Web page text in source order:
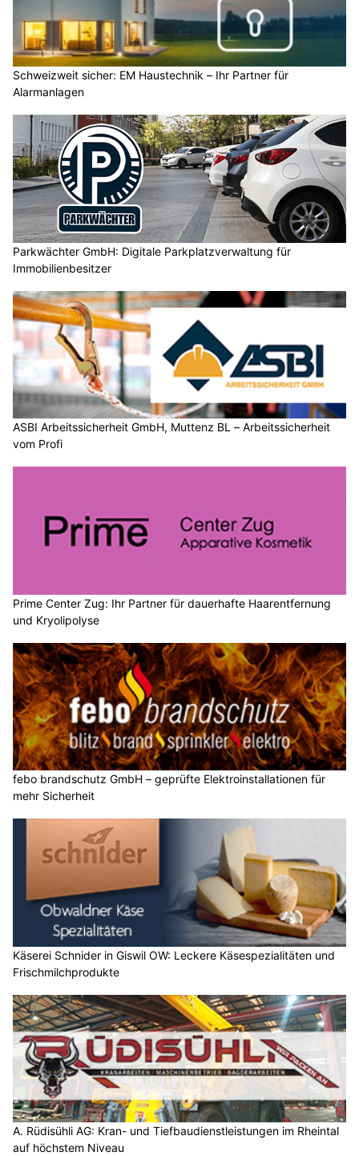
Schweizweit sicher: EM Haustechnik – Ihr Partner für
Alarmanlagen
Parkwächter GmbH: Digitale Parkplatzverwaltung für
Immobilienbesitzer
ASBI Arbeitssicherheit GmbH, Muttenz BL – Arbeitssicherheit
vom Profi
Prime Center Zug: Ihr Partner für dauerhafte Haarentfernung
und Kryolipolyse
febo brandschutz GmbH – geprüfte Elektroinstallationen für
mehr Sicherheit
Käserei Schnider in Giswil OW: Leckere Käsespezialitäten und
Frischmilchprodukte
A. Rüdisühli AG: Kran- und Tiefbaudienstleistungen im Rheintal
auf höchstem Niveau